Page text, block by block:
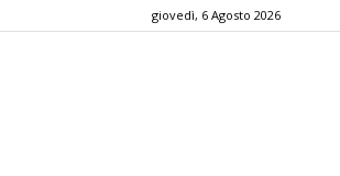
giovedì, 6 Agosto 2026